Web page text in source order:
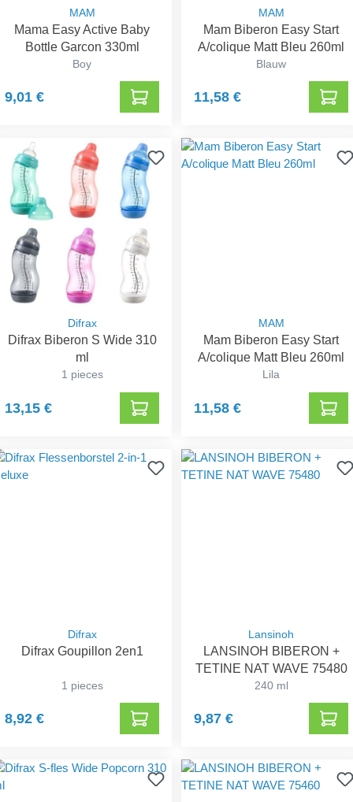
MAM
Mama Easy Active Baby
Bottle Garcon 330ml
Boy
9,01 €
MAM
Mam Biberon Easy Start
A/colique Matt Bleu 260ml
Blauw
11,58 €
Difrax
Difrax Biberon S Wide 310
ml
1 pieces
13,15 €
MAM
Mam Biberon Easy Start
A/colique Matt Bleu 260ml
Lila
11,58 €
Difrax
Difrax Goupillon 2en1
1 pieces
8,92 €
Lansinoh
LANSINOH BIBERON +
TETINE NAT WAVE 75480
240 ml
9,87 €